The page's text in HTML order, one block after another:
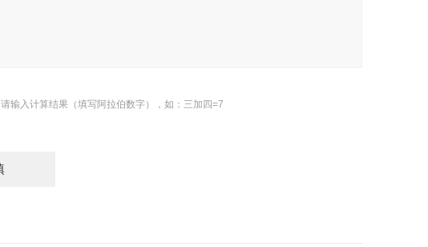
请输入计算结果（填写阿拉伯数字），如：三加四=7